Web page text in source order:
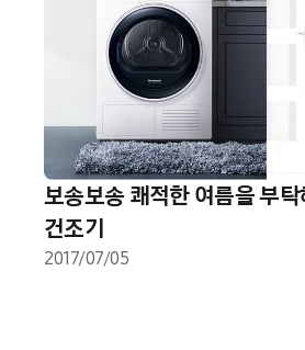
보송보송 쾌적한 여름을 부
건조기
2017/07/05